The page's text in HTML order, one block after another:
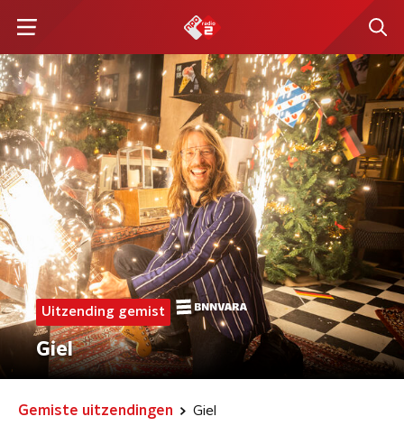
Uitzending gemist
Giel
Gemiste uitzendingen Giel